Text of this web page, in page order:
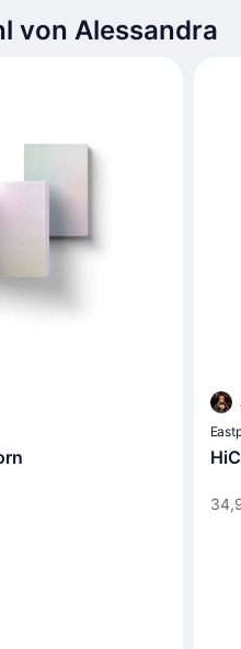
von Alessandra